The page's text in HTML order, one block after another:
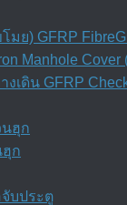
ย) GFRP
Manhole Cover
น GFRP
นฮุก
ฮุก
บประตู